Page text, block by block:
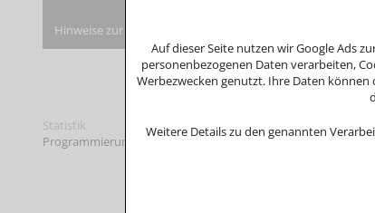
Hinweise zur Verbraucherstreitbeilegung: Das
Statistik
Programmierung: © Tourismus MarketingBayerischer Wald,
Auf dieser Seite nutzen wir Google Ads
personenbezogenen Daten verarbeiten,
Werbezwecken genutzt. Ihre Daten können
Weitere Details zu den genannten